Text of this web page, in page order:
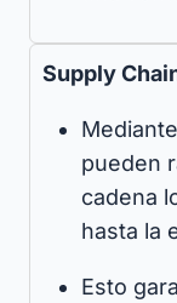
Supply
pueden
cadena
hasta la
Esto